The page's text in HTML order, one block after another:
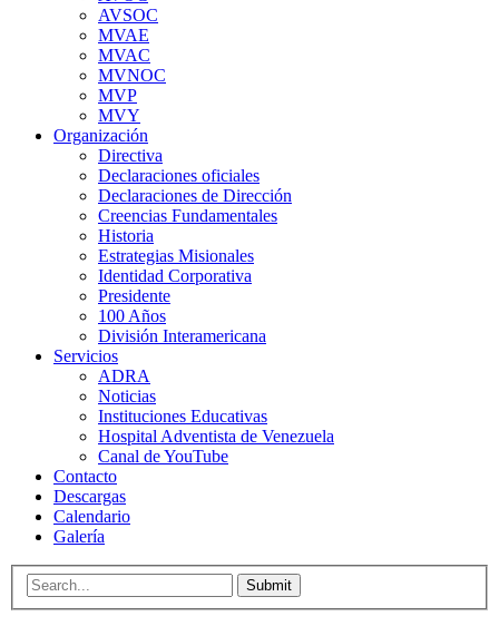
AVSOC
MVAE
MVAC
MVNOC
MVP
MVY
Organización
Directiva
Declaraciones oficiales
Declaraciones de Dirección
Creencias Fundamentales
Historia
Estrategias Misionales
Identidad Corporativa
Presidente
100 Años
División Interamericana
Servicios
ADRA
Noticias
Instituciones Educativas
Hospital Adventista de Venezuela
Canal de YouTube
Contacto
Descargas
Calendario
Galería
Submit